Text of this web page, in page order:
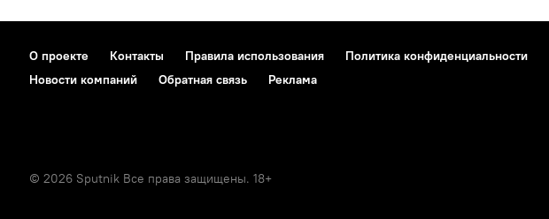
О проекте Контакты Правила использования Политика конфиденциальности
Новости компаний
Обратная связь Реклама
© 2026 Sputnik Все права защищены. 18+